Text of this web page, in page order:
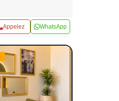
Appelez WhatsApp